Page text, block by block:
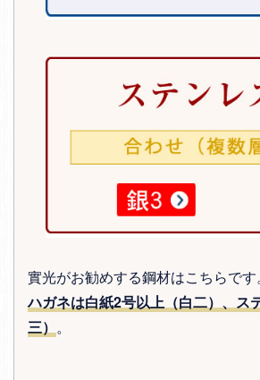
實光がお勧めする鋼材はこちらです。
ハガネは白紙2号以上（白二）、ス
三） 。